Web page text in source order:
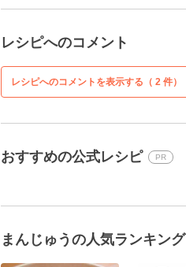
レシピへのコメント
レシピへのコメントを表示する（ 2 件）
おすすめの公式レシピ PR
まんじゅうの人気ランキング